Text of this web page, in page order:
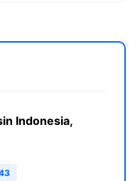
Indonesia,